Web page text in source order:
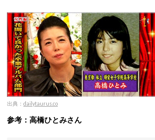
出典： dailytaurus.co
参考：高橋ひとみさん